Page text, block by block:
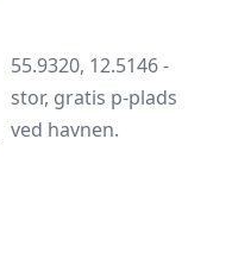
55.9320, 12.5146 -
stor, gratis p-plads
ved havnen.